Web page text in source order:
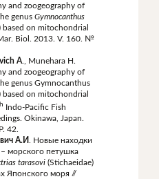
and zoogeography of
genusGymnocanthus
based on mitochondrial
Biol. 2013. V. 160. №
A., Munehara H.
and zoogeography of
genus Gymnocanthus
based on mitochondrial
Indo-Pacific Fish
Okinawa, Japan.
42.
А.И. Новые находки
морского петушка
tarasovi (Stichaeidae)
Японского моря //